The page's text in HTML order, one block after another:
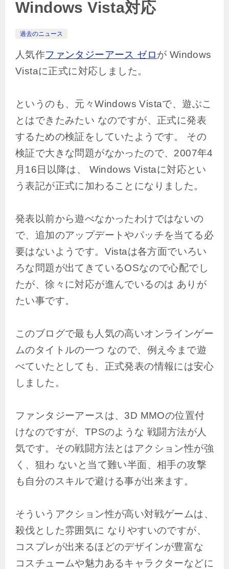
Windows Vista対応
過去のニュース
人気作ファンタジーアース ゼロが Windows
Vistaに正式に対応しました。
というのも、元々Windows Vistaで、遊ぶこ
とはできたみたい なのですが、正式に発表
するための検証をしていたようです。 その
検証で大きな問題がなかったので、2007年4
月16日以降は、 Windows Vistaに対応とい
う表記が正式に加わることになりました。
発表以前から遊べなかったわけではないの
で、追加のアップデートやパッチを当てる必
要はないようです。Vistaは各方面でいろい
ろな問題が出てきているOSなので心配でし
たが、徐々に対応が進んでいるのは ありが
たい事です。
このブログで最も人気の高いオンラインゲー
ムのタイトルの一つ なので、例え今まで遊
べていたとしても、正式発表の情報には安心
しました。
ファンタジーアースは、3D MMOの位置付
けなのですが、TPSのような 戦闘方法が人
気です。その戦闘方法とはアクション性が強
く、狙わ ないと当て難い半面、相手の攻撃
も自分のスキルで避ける事が出来ます。
そういうアクション性が高い対戦ゲームは、
殺伐とした雰囲気に なりやすいのですが、
コスプレが出来るほどのデザインが豊富な
コスチュームや魅力あるキャラクターなどに